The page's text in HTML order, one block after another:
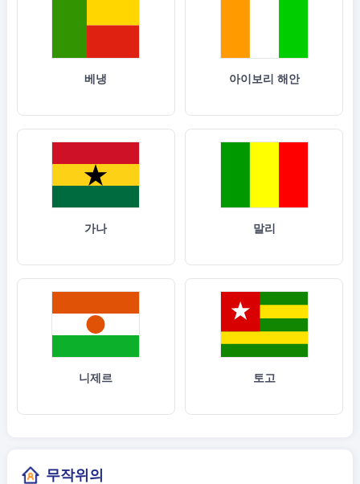
베냉 아이보리 해안
가나 말리
니제르 토고
무작위의